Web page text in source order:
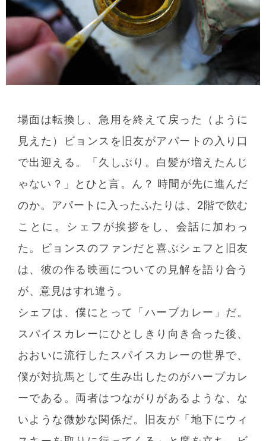
場面は転換し、急用を終えて戻った（ように
見えた）ビョンスを旧友がアパートの入り口
で出迎える。「久しぶり。白髪が増えたんじ
ゃない？」とひと言。ん？ 時間が先に進んだ
のか。アパートに入ったふたりは、2階で飲む
ことに。シェフが挨拶をし、会話に加わっ
た。ビョンスのファンだと喜ぶシェフと旧友
は、彼の作る映画についての見解を語り合う
が、意見はすれ違う。
シェフは、僕にとって「ハーブカレー」だ。
スパイスカレーにひとしきり向き合った後、
おおいに流行したスパイスカレーの世界で、
僕が対抗馬として生み出したのがハーブカレ
ーである。両者はつながりがあるような、な
いような微妙な関係だ。旧友が「地下にウィ